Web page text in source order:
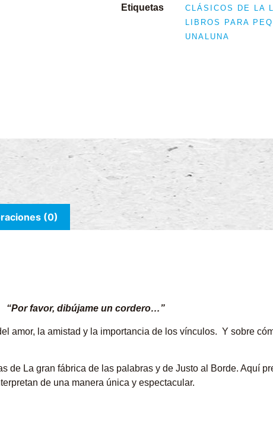
Etiquetas CLÁSICOS DE LA
LIBROS PARA
UNALUNA
(0)
“Por favor, dibújame un cordero…”
amor, la amistad y la importancia de los vínculos. Y sobre
de La gran fábrica de las palabras y de Justo al Borde. Aquí
de una manera única y espectacular.